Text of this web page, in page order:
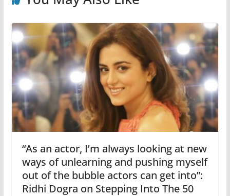
“As an actor, I’m always looking at new
ways of unlearning and pushing myself
out of the bubble actors can get into”:
Ridhi Dogra on Stepping Into The 50